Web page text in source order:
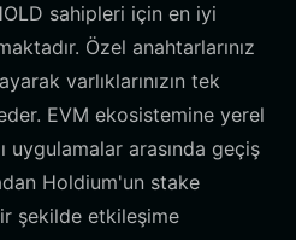
sahipleri için en iyi
Özel anahtarlarınız
varlıklarınızın tek
EVM ekosistemine yerel
uygulamalar arasında geçiş
Holdium'un stake
şekilde etkileşime